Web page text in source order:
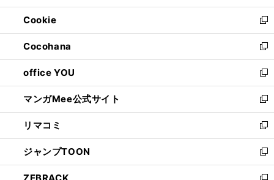
開
く
ウ
で
開
く
ン
ド
ウ
で
開
く
ウ
ィ
ン
ド
ウ
で
開
く
Cookie
新
し
い
ウ
ィ
ン
ド
ウ
で
開
く
Cocohana
新
し
い
ウ
ィ
ン
ド
ウ
で
開
く
office YOU
新
し
い
ウ
ィ
ン
ド
ウ
マンガMee公式サイト
新
し
い
ウ
ィ
ン
リマコミ
新
し
い
ウ
ジャンプTOON
新
し